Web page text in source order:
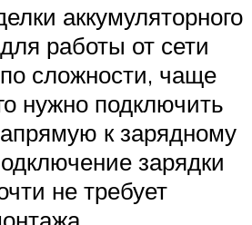
аккумуляторного
работы от сети
сложности, чаще
нужно подключить
к зарядному
зарядки
не требует